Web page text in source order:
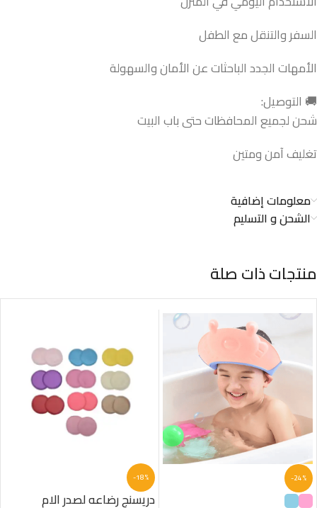
السفر والتنقل مع الطفل
الأمهات الجدد الباحثات عن الأمان والسهولة
🚚 التوصيل:
شحن لجميع المحافظات حتى باب البيت
تغليف آمن ومتين
معلومات إضافية
الشحن و التسليم
منتجات ذات صلة
-24%
-18%
دريسنج رضاعه لصدر الام